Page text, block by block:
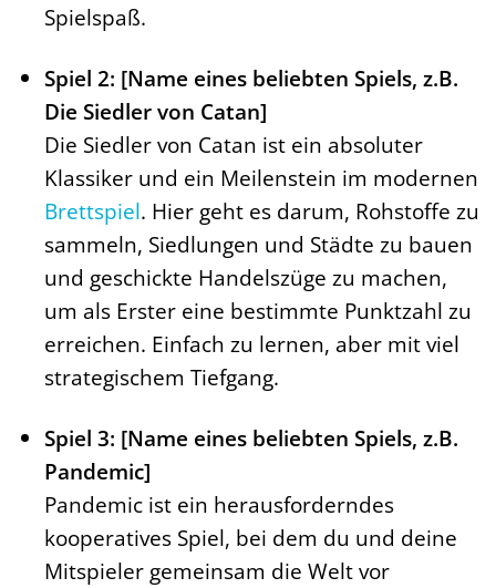
Spielspaß.
Spiel 2: [Name eines beliebten Spiels, z.B.
Die Siedler von Catan]
Die Siedler von Catan ist ein absoluter
Klassiker und ein Meilenstein im modernen
Brettspiel. Hier geht es darum, Rohstoffe zu
sammeln, Siedlungen und Städte zu bauen
und geschickte Handelszüge zu machen,
um als Erster eine bestimmte Punktzahl zu
erreichen. Einfach zu lernen, aber mit viel
strategischem Tiefgang.
Spiel 3: [Name eines beliebten Spiels, z.B.
Pandemic]
Pandemic ist ein herausforderndes
kooperatives Spiel, bei dem du und deine
Mitspieler gemeinsam die Welt vor